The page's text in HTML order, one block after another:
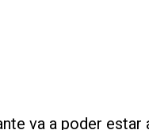
va a poder